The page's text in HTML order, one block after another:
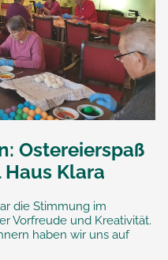
Ostereierspaß
Klara
die Stimmung im
Vorfreude und Kreativität.
haben wir uns auf